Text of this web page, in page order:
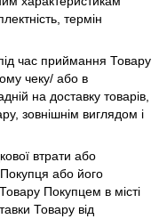
термін
час приймання Товару
чеку/ або в
на доставку товарів,
зовнішнім виглядом і
втрати або
або його
Покупцем в місті
Товару від